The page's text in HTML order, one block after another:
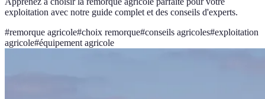
exploitation avec notre guide complet et des conseils d'experts.
#remorque agricole#choix remorque#conseils agricoles#exploitation
agricole#équipement agricole